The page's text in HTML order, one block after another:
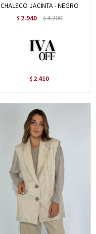
CHALECO JACINTA - NEGRO
$ 2.940 $4.200
$ 2.410